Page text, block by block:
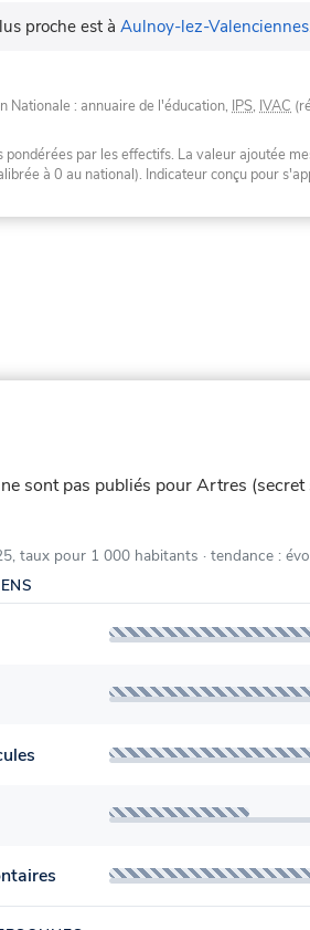
proche est à Aulnoy-lez-Valenciennes
Nationale : annuaire de l'éducation, IPS, IVAC
pondérées par les effectifs. La valeur ajoutée
à 0 au national). Indicateur conçu pour
sont pas publiés pour Artres
taux pour 1 000 habitants · tendance :